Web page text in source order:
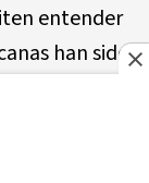
entender
han sido